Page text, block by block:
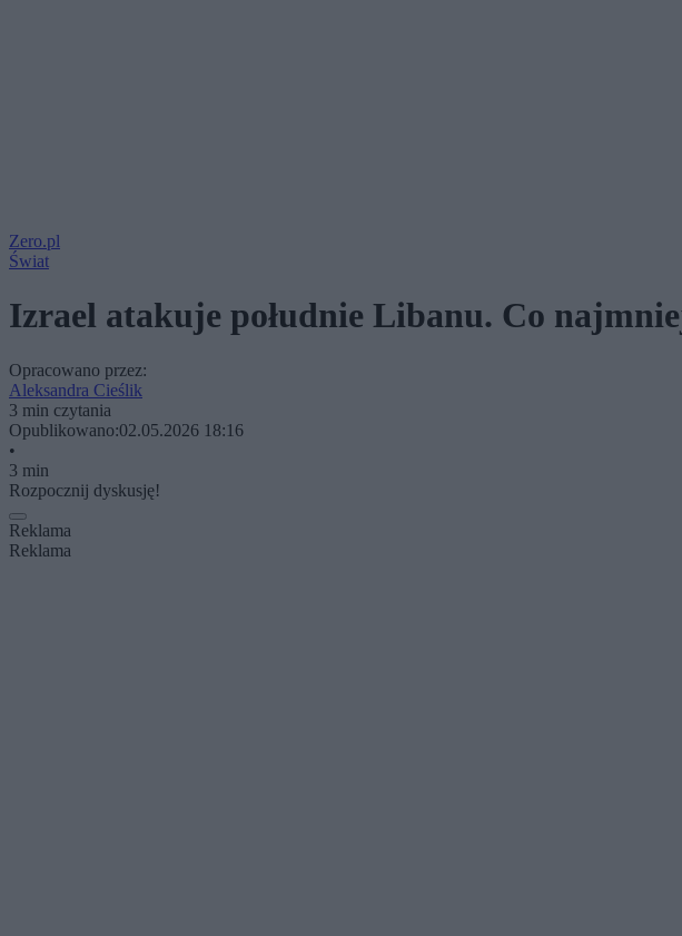
Zero.pl
Świat
Izrael atakuje południe Libanu. Co
Opracowano przez:
Aleksandra Cieślik
3 min czytania
Opublikowano:02.05.2026 18:16
•
3 min
Rozpocznij dyskusję!
Reklama
Reklama